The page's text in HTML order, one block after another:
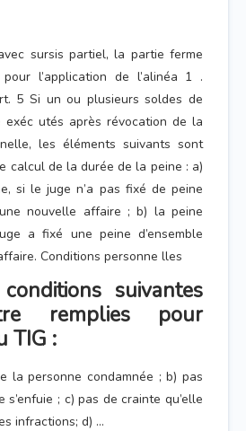
sursis partiel, la partie ferme
l’application de l’alinéa 1 .
5 Si un ou plusieurs soldes de
exéc utés après révocation de la
les éléments suivants sont
calcul de la durée de la peine : a)
si le juge n’a pas fixé de peine
nouvelle affaire ; b) la peine
a fixé une peine d’ensemble
Conditions personne lles
suivantes
remplies pour
TIG :
la personne condamnée ; b) pas
s’enfuie ; c) pas de crainte qu’elle
infractions; d) ...